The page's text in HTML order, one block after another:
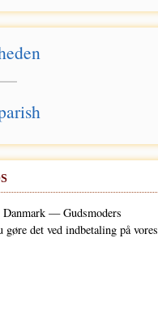
— Guds­mo­ders
det ved ind­be­ta­ling på vores